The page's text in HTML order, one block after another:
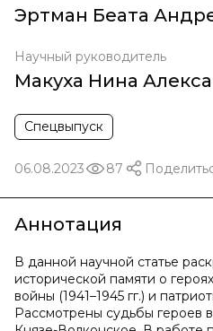
Эртман Беата
Научный руководитель
Макуха Нина
Спецвыпуск
06.08.2023 87
Аннотация
В данной научной статье
исторической памяти о
войны (1941–1945 гг.) и
Рассмотрены судьбы героев